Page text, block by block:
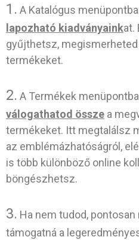
1. A Katalógus
lapozható kiadványainkat.
gyűjthetsz,
termékeket.
2. A Termékek
válogathatod össze a
termékeket. Itt megtalálsz
az emblémázhatóságról,
is több különböző online
böngészhetsz.
3. Ha nem tudod,
támogatná a